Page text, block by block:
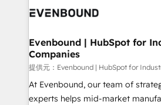
to accompany companies on their
Data & Content 📈 Sales &
Agent Creation 🔄 Custom
Migration Why 1406 We become part of your team.
Your team learns while we build.
broke. Built for mid-market
solutions that work with your
Evenbound | HubSpot for
Companies
提供元：Evenbound | HubSpot for
At Evenbound, our team of
experts helps mid-market